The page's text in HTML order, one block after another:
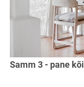
Samm 3 - pane